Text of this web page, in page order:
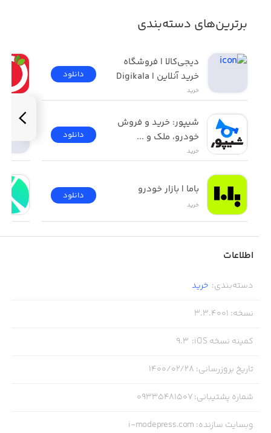
برترین‌های دسته‌بندی
خرید آنلاین | Digikala
خرید
دانلود
خودرو، ملک و ...
خرید
دانلود
باما | بازار خودرو
خرید
دانلود
اطلاعات
دسته‌بندی: خرید
نسخه:
3.3.4001
کمینه نسخه iOS :
9.3
تاریخ بروزرسانی: ۱۴۰۰/۰۲/۲۸
شماره پشتیبانی:
09335481507
وبسایت سازنده:
i-modepress.com